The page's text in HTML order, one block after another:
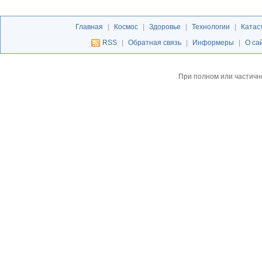
Главная Космос Здоровье Технологии
RSS
Обратная связь Информеры О
При полном или